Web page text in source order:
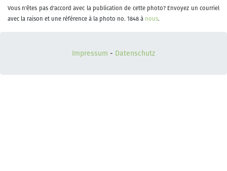
Vous n'êtes pas d'accord avec la publication de cette photo? Envoyez un courriel
avec la raison et une référence à la photo no. 1848 à nous.
Impressum - Datenschutz